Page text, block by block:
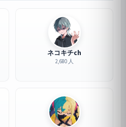
ネコキチch
2,680 人